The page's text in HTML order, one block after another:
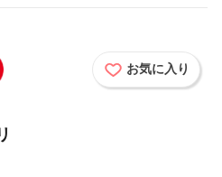
お気に入り